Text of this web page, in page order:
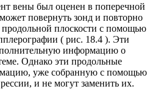
вены был оценен в поперечной
повернуть зонд и повторно
продольной плоскости с помощью
( рис. 18.4 ). Эти
информацию о
Однако эти продольные
уже собранную с помощью
и не могут заменить их.